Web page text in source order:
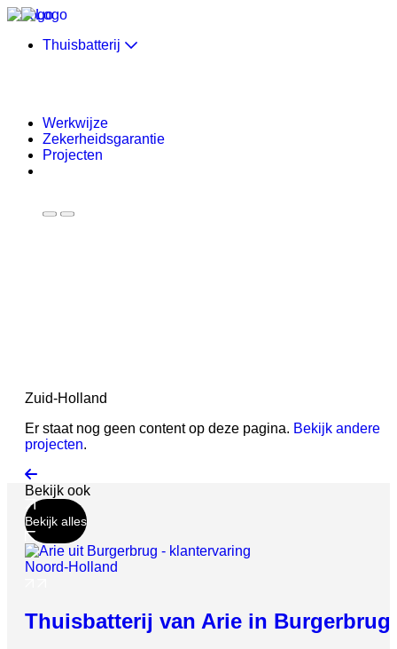
Skip to content
Thuisbatterij
Werkwijze
Zekerheidsgarantie
Projecten
Zuid-Holland
Er staat nog geen content op deze pagina. Bekijk andere
projecten.
Bekijk ook
Bekijk alles
Noord-Holland
Thuisbatterij van Arie in Burgerbrug
Vrijheid geeft energie